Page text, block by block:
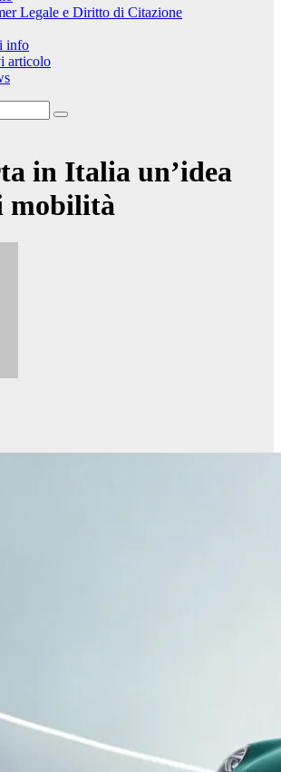
Legale e Diritto di Citazione
info
articolo
in Italia un’idea
mobilità